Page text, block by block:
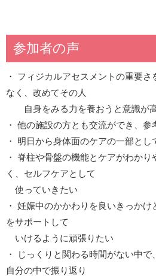
参加者の声
・ フィジカルアセスメントの重要
なく、改めてその人
自身をみる力を養おうと意識が
・ 他の施設の方とも交流ができ、参
・ 明日から身体面のケアの一部とし
・ 脊柱や骨盤の機能とケアがわか
く、セルフケアとして
使っていきたい
・ 妊娠中のかかわりを良いきっか
をサポートして
いけるように頑張りたい
・ じっくりと関わる時間がない中で
自分の中で振り返り